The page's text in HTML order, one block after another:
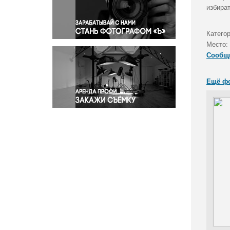
Правосудие
Происшествия и конфликты
Религия
Светская жизнь
Спорт
Экология
Экономика и бизнес
Место:
Ещё